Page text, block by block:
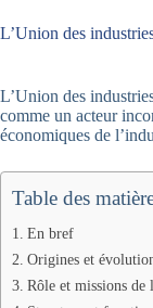
L’Union des
L’Union des
comme un acteur
économiques de
Table des
En bref
Origines et
Rôle et missions de